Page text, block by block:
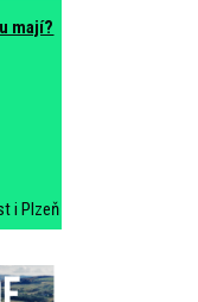
mají?
i Plzeň